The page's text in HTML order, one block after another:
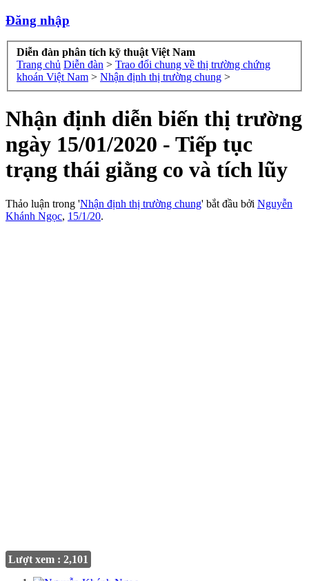
Đăng nhập
Diễn đàn phân tích kỹ thuật Việt Nam
Trang chủ Diễn đàn > Trao đổi chung về thị trường chứng
khoán Việt Nam > Nhận định thị trường chung >
Nhận định diễn biến thị trường
ngày 15/01/2020 - Tiếp tục
trạng thái giằng co và tích lũy
Thảo luận trong 'Nhận định thị trường chung' bắt đầu bởi Nguyễn
Khánh Ngọc, 15/1/20.
Lượt xem : 2,101